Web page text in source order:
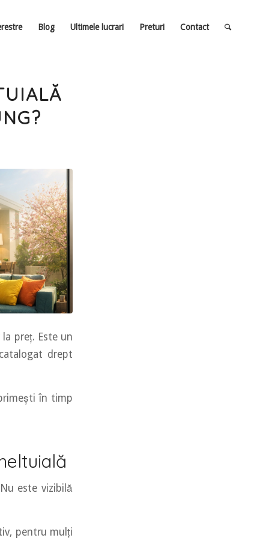
Blog Ultimele lucrari Preturi Contact
preț. Este un
drept
în timp
este vizibilă
pentru mulți